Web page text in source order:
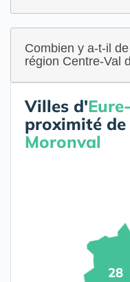
Combien y a-t-il
région Centre-Val
Villes d'
proximité de
Moronval
28